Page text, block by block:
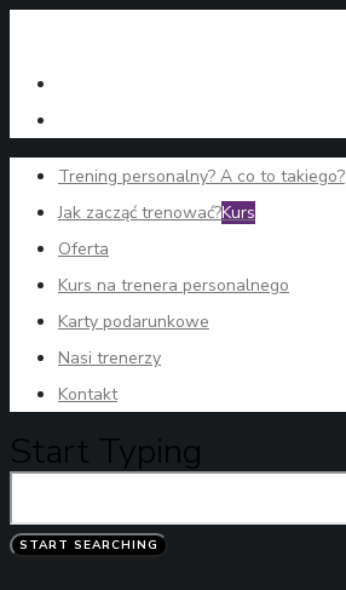
Trening personalny? A co to takiego?
Jak zacząć trenować?Kurs
Oferta
Kurs na trenera personalnego
Karty podarunkowe
Nasi trenerzy
Kontakt
Start Typing